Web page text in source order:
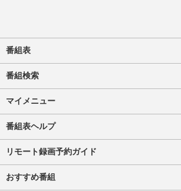
番組表
番組検索
マイメニュー
番組表ヘルプ
リモート録画予約ガイド
おすすめ番組